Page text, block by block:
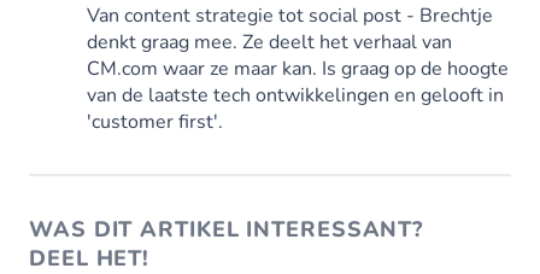
Van content strategie tot social post - Brechtje
denkt graag mee. Ze deelt het verhaal van
CM.com waar ze maar kan. Is graag op de hoogte
van de laatste tech ontwikkelingen en gelooft in
'customer first'.
WAS DIT ARTIKEL INTERESSANT?
DEEL HET!